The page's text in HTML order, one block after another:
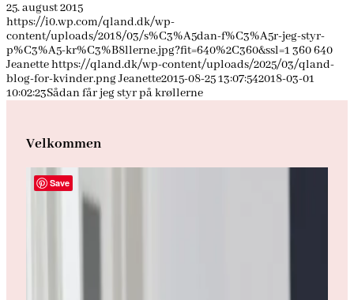
25. august 2015
https://i0.wp.com/qland.dk/wp-
content/uploads/2018/03/s%C3%A5dan-f%C3%A5r-jeg-styr-
p%C3%A5-kr%C3%B8llerne.jpg?fit=640%2C360&ssl=1 360640
Jeanettehttps://qland.dk/wp-content/uploads/2025/03/qland-
blog-for-kvinder.pngJeanette2015-08-25 13:07:542018-03-01
10:02:23Sådan får jeg styr på krøllerne
Velkommen
Save